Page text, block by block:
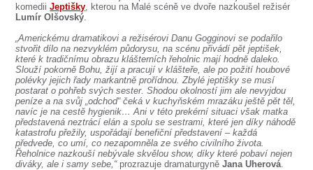
DÁLE NABÍZÍME
komediiJeptišky, kterou na Malé scéně ve dvoře nazkoušel režisér
Lumír Olšovský.
„Americkému dramatikovi a režisérovi Danu Gogginovi se podařilo
stvořit dílo na nezvyklém půdorysu, na scénu přivádí pět jeptišek,
které k tradičnímu obrazu klášterních řeholnic mají hodně daleko.
Slouží pokorně Bohu, žijí a pracují v klášteře, ale po požití houbové
polévky jejich řady markantně prořídnou. Zbylé jeptišky se musí
postarat o pohřeb svých sester. Shodou okolností jim ale nevyjdou
peníze a na svůj „odchod“ čeká v kuchyňském mrazáku ještě pět těl,
navíc je na cestě hygienik… Ani v této prekérní situaci však matka
představená neztrácí elán a spolu se sestrami, které jen díky náhodě
katastrofu přežily, uspořádají benefiční představení – každá
předvede, co umí, co nezapomněla ze svého civilního života.
Řeholnice nazkouší nebývale skvělou show, díky které pobaví nejen
diváky, ale i samy sebe,“prozrazuje dramaturgyněJana Uherová.